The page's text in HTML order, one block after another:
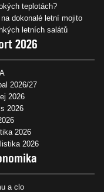
teplotách?
dokonalé letní mojito
letních salátů
2026
2026/27
2026
2026
2026
2026
a clo